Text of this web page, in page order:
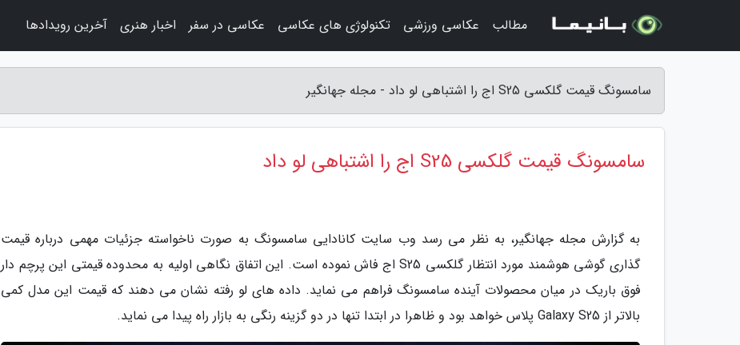
سامسونگ قیمت گلکسی S25 اج را اشتباهی لو داد - مجله جهانگیر
سامسونگ قیمت گلکسی S25 اج را اشتباهی لو داد
به گزارش مجله جهانگیر، به نظر می رسد وب سایت کانادایی سامسونگ به صورت ناخواسته جزئیات مهمی درباره قیمت
گذاری گوشی هوشمند مورد انتظار گلکسی S25 اج فاش نموده است. این اتفاق نگاهی اولیه به محدوده قیمتی این پرچم دار
فوق باریک در میان محصولات آینده سامسونگ فراهم می نماید. داده های لو رفته نشان می دهند که قیمت این مدل کمی
بالاتر از Galaxy S25 پلاس خواهد بود و ظاهرا در ابتدا تنها در دو گزینه رنگی به بازار راه پیدا می نماید.
مطالب عکاسی ورزشی تکنولوژی های عکاسی عکاسی در سفر اخبار هنری آخرین رویدادها